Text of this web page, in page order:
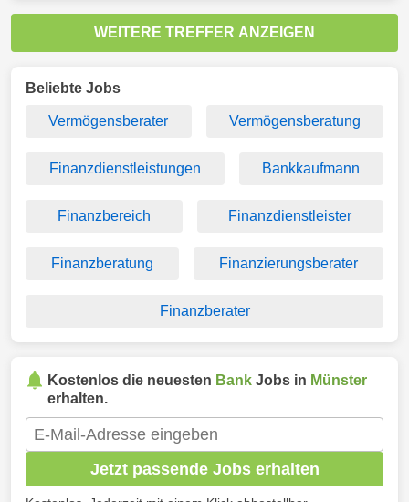
WEITERE TREFFER ANZEIGEN
Beliebte Jobs
Vermögensberater Vermögensberatung
Finanzdienstleistungen Bankkaufmann
Finanzbereich Finanzdienstleister
Finanzberatung Finanzierungsberater
Finanzberater
Kostenlos die neuesten Bank Jobs in Münster
erhalten.
Jetzt passende Jobs erhalten